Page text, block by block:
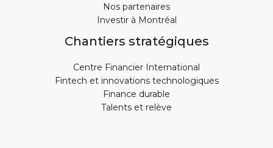
Nos partenaires
Investir à Montréal
Chantiers stratégiques
Centre Financier International
Fintech et innovations technologiques
Finance durable
Talents et relève